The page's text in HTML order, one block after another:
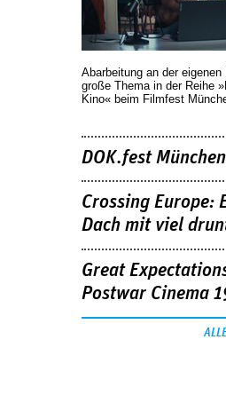
Abarbeitung an der eigenen
große Thema in der Reihe
Kino« beim Filmfest
DOK.fest
Crossing Europe:
Dach mit viel
Great
Postwar Cinema